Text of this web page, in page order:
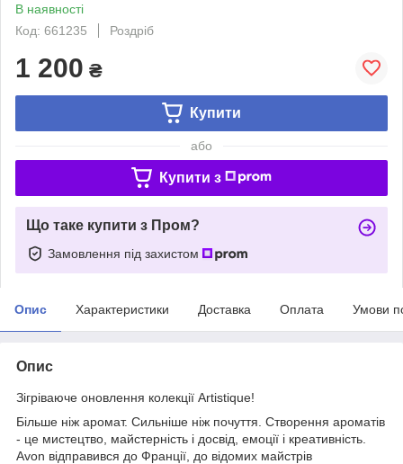
В наявності
Код: 661235
Роздріб
1 200 ₴
Купити
або
Купити з
Що таке купити з Пром?
Замовлення під захистом
Опис Характеристики Доставка Оплата Умови
Опис
Зігріваюче оновлення колекції Artistique!
Більше ніж аромат. Сильніше ніж почуття. Створення ароматів
- це мистецтво, майстерність і досвід, емоції і креативність.
Avon відправився до Франції, до відомих майстрів